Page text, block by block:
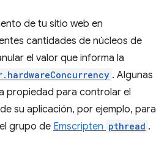
de tu sitio web en
cantidades de núcleos de
el valor que informa la
. Algunas
propiedad para controlar el
su aplicación, por ejemplo, para
grupo de Emscripten pthread .